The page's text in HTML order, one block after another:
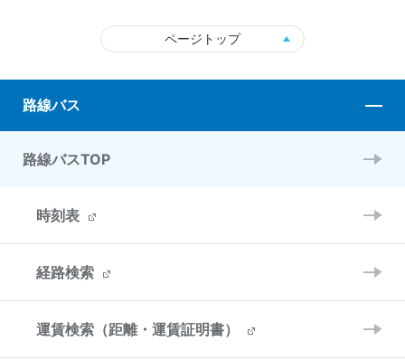
ページトップ
路線バス
路線バスTOP
時刻表
経路検索
運賃検索（距離・運賃証明書）